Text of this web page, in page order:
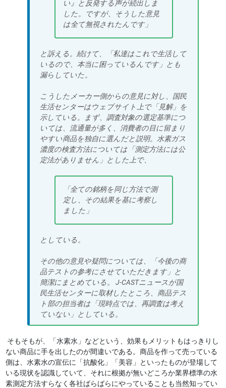
い』と反発する声が続出しま
した。ですが、そうした意見
は全て無視されたんです」
と訴える。続けて、「私達はこれで生活して
いるので、本当に困っているんです」とも
漏らしていた。
こうしたメーカー側からの意見に対し、国民
生活センターはウェブサイト上で「見解」を
示している。まず、調査対象の選定基準につ
いては、流通量が多く、消費者の目に留まり
やすい商品を独自に選んだと説明。水素ガス
濃度の検査方法については「測定方法には公
定法がありません」とした上で、
「全ての銘柄を同じ方法で測
定し、その結果を基に考察し
ました」
としている。
その他の意見や疑問については、「今後の商
品テストの参考にさせていただきます」と
簡潔にまとめている。 J-CASTニュースが国
民生活センターに取材したところ、商品テス
ト部の担当者は「現時点では、再調査は考え
ていない」としている。
そもそもが、「水素水」などという、効果もメリットもはっきりし
ない商品に手を出したのが間違いである。商品を作って売っている
側は、水素水の宣伝に「抗酸化」「美容」といったものが登場して
いる現状を認識していて、それに根拠が無いどころか業界標準の水
素測定方法すらなく各社ばらばらにやっていることも当然知ってい